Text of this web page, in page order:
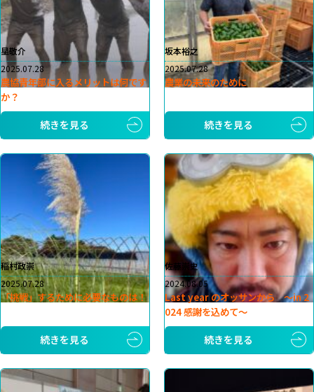
星敬介
2025.07.28
農協青年部に入るメリットは何です
か？
続きを見る
坂本裕之
2025.07.28
農業の未来のために
続きを見る
稲村政崇
2025.07.28
「挑戦」するために必要なものは！
続きを見る
佐藤崇史
2024.08.05
Last year のオッサンから 〜in 2
024 感謝を込めて〜
続きを見る